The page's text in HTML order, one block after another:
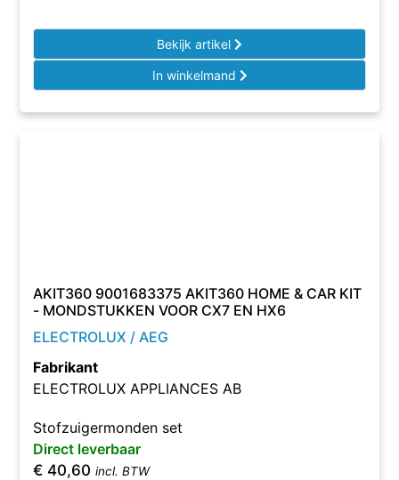
Bekijk artikel
In winkelmand
AKIT360 9001683375 AKIT360 HOME & CAR KIT
- MONDSTUKKEN VOOR CX7 EN HX6
ELECTROLUX / AEG
Fabrikant
ELECTROLUX APPLIANCES AB
Stofzuigermonden set
Direct leverbaar
€ 40,60 incl. BTW